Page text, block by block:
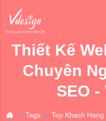
Thiết Kế
Chuyên
SEO
Tags Tep Khach Hang